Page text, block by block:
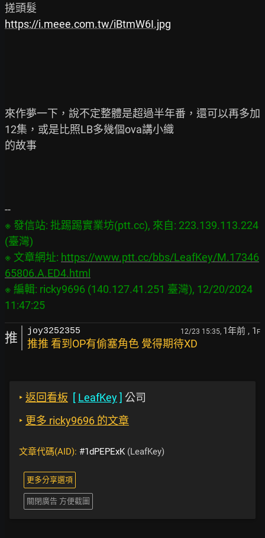
https://i.meee.com.tw/iBtmW6I.jpg
來作夢一下，說不定整體是超過半年番，還可以再多加
12集，或是比照LB多幾個ova講小織
的故事
※ 發信站: 批踢踢實業坊(ptt.cc), 來自: 223.139.113.224
(臺灣)
※ 文章網址: https://www.ptt.cc/bbs/LeafKey/M.17346
65806.A.ED4.html
※ 編輯: ricky9696 (140.127.41.251 臺灣), 12/20/2024
推 joy3252355 12/23 15:35, 1年前 , 1 F
推推 看到OP有偷塞角色 覺得期待XD
‣ 返回看板 [ LeafKey] 公司
‣ 更多 ricky9696 的文章
文章代碼(AID): #1dPEPExK (LeafKey)
更多分享選項
關閉廣告 方便截圖